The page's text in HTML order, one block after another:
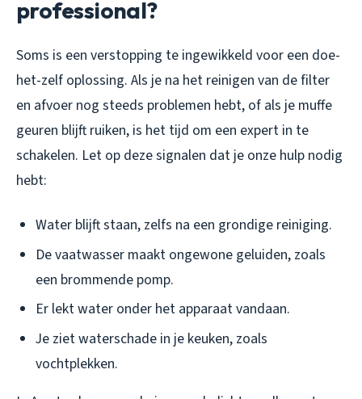
professional?
Soms is een verstopping te ingewikkeld voor een doe-
het-zelf oplossing. Als je na het reinigen van de filter
en afvoer nog steeds problemen hebt, of als je muffe
geuren blijft ruiken, is het tijd om een expert in te
schakelen. Let op deze signalen dat je onze hulp nodig
hebt:
Water blijft staan, zelfs na een grondige reiniging.
De vaatwasser maakt ongewone geluiden, zoals
een brommende pomp.
Er lekt water onder het apparaat vandaan.
Je ziet waterschade in je keuken, zoals
vochtplekken.